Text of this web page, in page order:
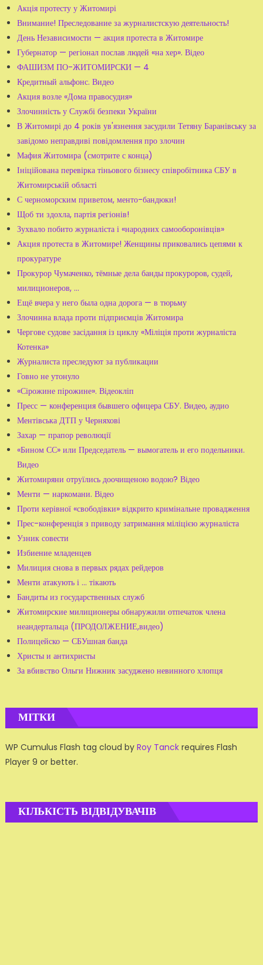
Акція протесту у Житомирі
Внимание! Преследование за журналистскую деятельность!
День Независимости — акция протеста в Житомире
Губернатор — регіонал послав людей «на хер». Відео
ФАШИЗМ ПО-ЖИТОМИРСКИ — 4
Кредитный альфонс. Видео
Акция возле «Дома правосудия»
Злочинність у Службі безпеки України
В Житомирі до 4 років ув'язнення засудили Тетяну Баранівську за
завідомо неправдиві повідомлення про злочин
Мафия Житомира (смотрите с конца)
Ініційована перевірка тіньового бізнесу співробітника СБУ в
Житомирській області
С черноморским приветом, менто-бандюки!
Щоб ти здохла, партія регіонів!
Зухвало побито журналіста і «народних самооборонівців»
Акция протеста в Житомире! Женщины приковались цепями к
прокуратуре
Прокурор Чумаченко, тёмные дела банды прокуроров, судей,
милиционеров, ...
Ещё вчера у него была одна дорога — в тюрьму
Злочинна влада проти підприємців Житомира
Чергове судове засідання із циклу «Міліція проти журналіста
Котенка»
Журналиста преследуют за публикации
Говно не утонуло
«Сірожине пірожине». Відеокліп
Пресс — конференция бывшего офицера СБУ. Видео, аудио
Ментівська ДТП у Черняхові
Захар — прапор революції
«Бином СС» или Председатель — вымогатель и его подельники.
Видео
Житомиряни отруїлись доочищеною водою? Відео
Менти — наркомани. Відео
Проти керівної «свободівки» відкрито кримінальне провадження
Прес-конференція з приводу затримання міліцією журналіста
Узник совести
Избиение младенцев
Милиция снова в первых рядах рейдеров
Менти атакують і ... тікають
Бандиты из государственных служб
Житомирские милиционеры обнаружили отпечаток члена
неандертальца (ПРОДОЛЖЕНИЕ,видео)
Полицейско — СБУшная банда
Христы и антихристы
За вбивство Ольги Нижник засуджено невинного хлопця
МІТКИ
WP Cumulus Flash tag cloud by Roy Tanckrequires Flash
Player 9 or better.
КІЛЬКІСТЬ ВІДВІДУВАЧІВ